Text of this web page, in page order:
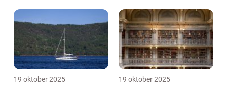
19 oktober 2025 19 oktober 2025